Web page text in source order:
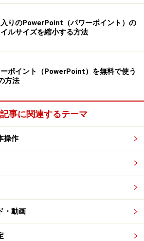
使って図表を作成してみましょう
ものです。最新の内容をご確認くださ
のバージョンによっては画面表示、操作方
ります。
りのPowerPoint（パワーポイント）の
ルサイズを縮小する方法
ポイント（PowerPoint）を無料で使う
方法
事に関連するテーマ
操作
・動画